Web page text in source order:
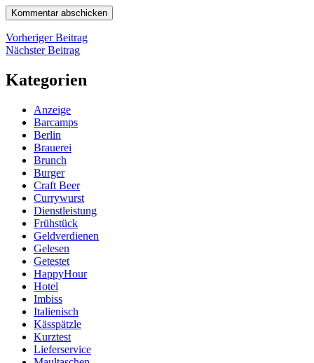
Beitragsnavigation
Vorheriger BeitragVorheriger
Nächster BeitragNächster
Kategorien
Anzeige
Barcamps
Berlin
Brauerei
Brunch
Burger
Craft Beer
Currywurst
Dienstleistung
Frühstück
Geldverdienen
Gelesen
Getestet
HappyHour
Hotel
Imbiss
Italienisch
Kässpätzle
Kurztest
Lieferservice